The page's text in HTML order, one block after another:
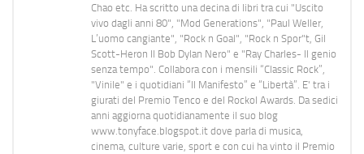
Chao etc. Ha scritto una decina di libri tra cui "Uscito
vivo dagli anni 80", "Mod Generations", "Paul Weller,
L’uomo cangiante", "Rock n Goal", "Rock n Spor"t, Gil
Scott-Heron Il Bob Dylan Nero" e "Ray Charles- Il genio
senza tempo". Collabora con i mensili “Classic Rock”,
"Vinile" e i quotidiani “Il Manifesto” e “Libertà”. E' tra i
giurati del Premio Tenco e del Rockol Awards. Da sedici
anni aggiorna quotidianamente il suo blog
www.tonyface.blogspot.it dove parla di musica,
cinema, culture varie, sport e con cui ha vinto il Premio